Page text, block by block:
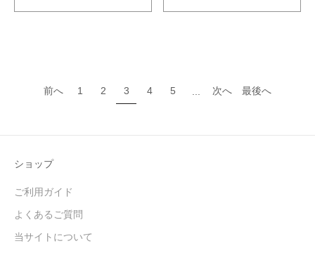
前へ 1 2 3 4 5 ... 次へ 最後へ
ショップ
ご利用ガイド
よくあるご質問
当サイトについて